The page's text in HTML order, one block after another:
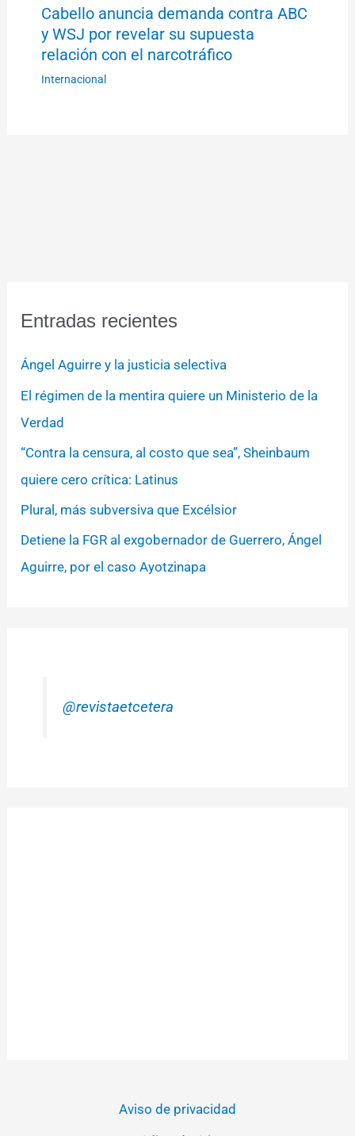
Cabello anuncia demanda contra ABC
y WSJ por revelar su supuesta
relación con el narcotráfico
Internacional
Entradas recientes
Ángel Aguirre y la justicia selectiva
El régimen de la mentira quiere un Ministerio de la
Verdad
“Contra la censura, al costo que sea”, Sheinbaum
quiere cero crítica: Latinus
Plural, más subversiva que Excélsior
Detiene la FGR al exgobernador de Guerrero, Ángel
Aguirre, por el caso Ayotzinapa
@revistaetcetera
Aviso de privacidad